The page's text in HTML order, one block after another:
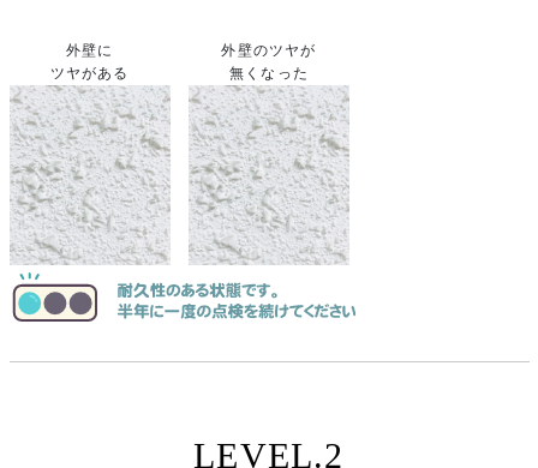
外壁に
ツヤがある
外壁のツヤが
無くなった
LEVEL.2